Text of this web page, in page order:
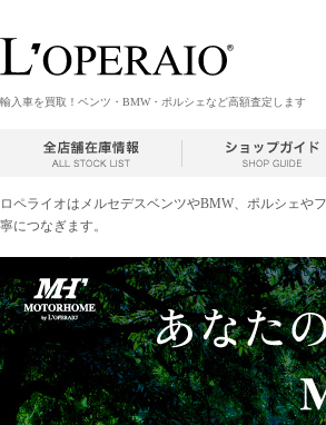
輸入車を買取！ベンツ・BMW・ポルシェなど高額査定します
ロペライオはメルセデスベンツやBMW、ポルシェや
寧につなぎます。